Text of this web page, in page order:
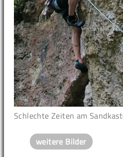
Schlechte Zeiten am
weitere Bilder